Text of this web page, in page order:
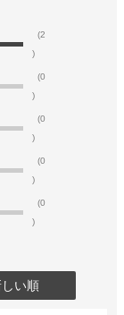
(2
)
(0
)
(0
)
(0
)
(0
)
い順